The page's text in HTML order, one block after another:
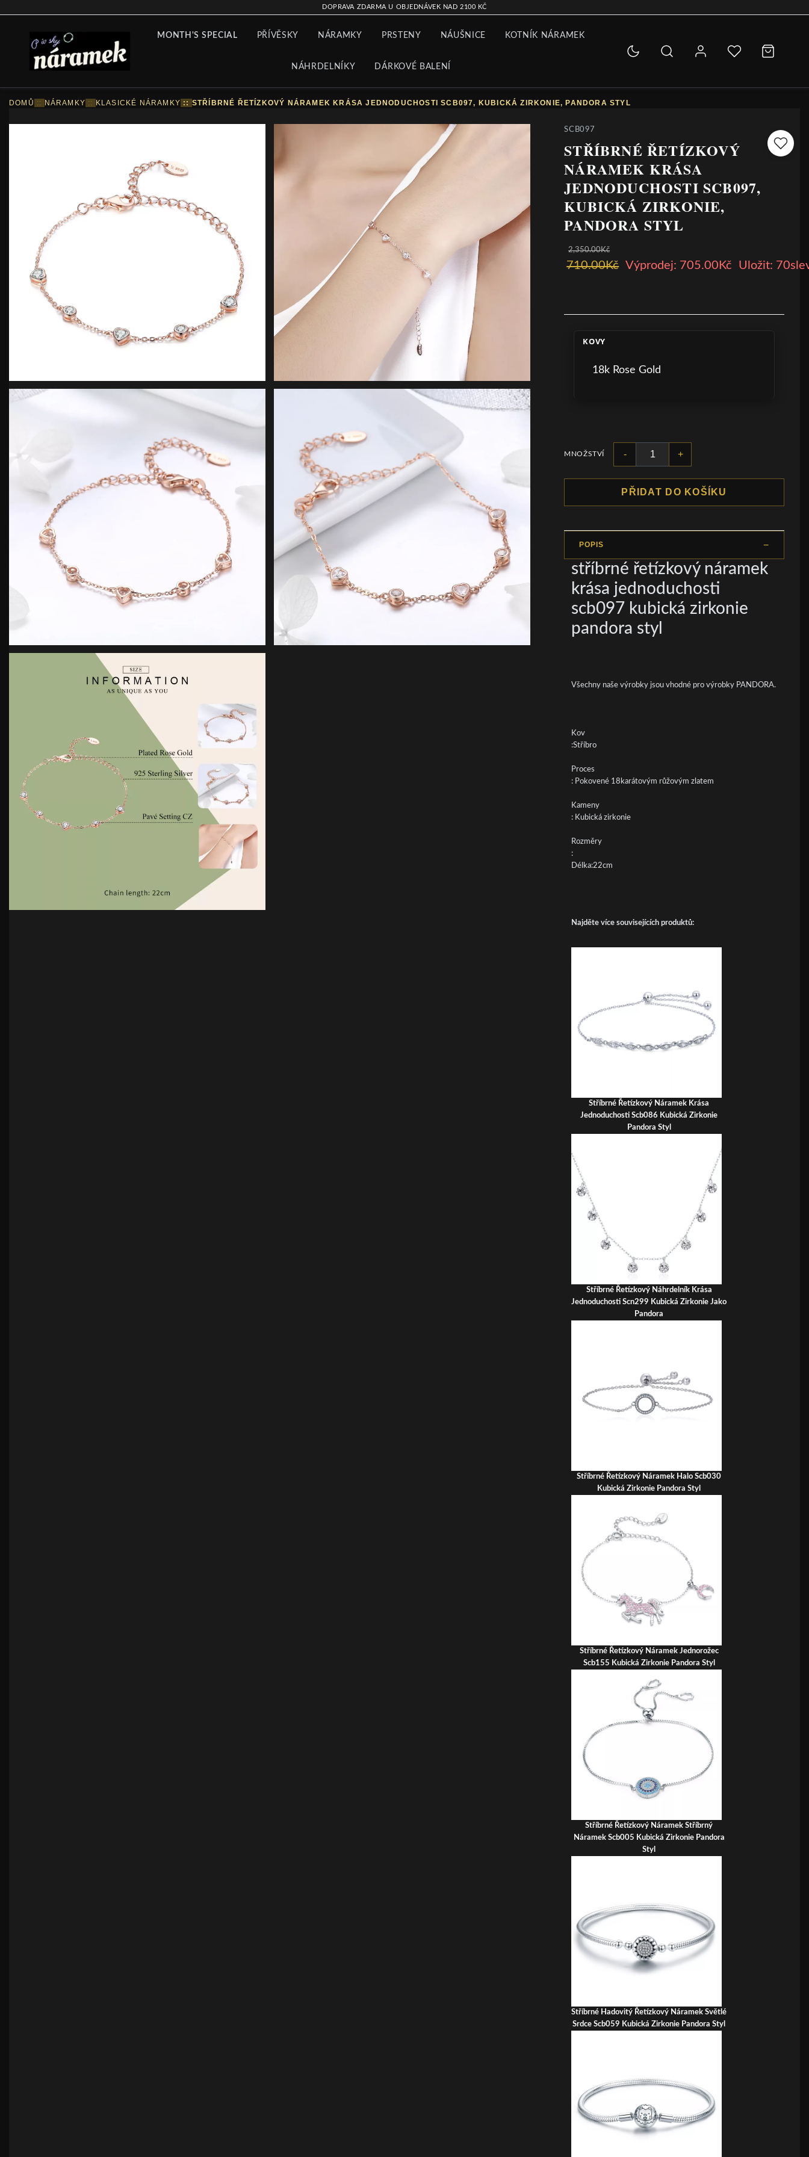
DOPRAVA ZDARMA U OBJEDNÁVEK NAD 2100 KČ
MONTH'S SPECIAL PŘÍVĚSKY NÁRAMKY PRSTENY NÁUŠNICE KOTNÍK NÁRAMEK
NÁHRDELNÍKY DÁRKOVÉ BALENÍ
DOMŮ :: NÁRAMKY :: KLASICKÉ NÁRAMKY :: STŘÍBRNÉ ŘETÍZKOVÝ NÁRAMEK KRÁSA JEDNODUCHOSTI SCB097, KUBICKÁ ZIRKONIE, PANDORA STYL
SCB097
STŘÍBRNÉ ŘETÍZKOVÝ
NÁRAMEK KRÁSA
JEDNODUCHOSTI SCB097,
KUBICKÁ ZIRKONIE,
PANDORA STYL
2,350.00Kč
710.00Kč Výprodej: 705.00Kč Uložit:
KOVY
18k Rose Gold
MNOŽSTVÍ - +
PŘIDAT DO KOŠÍKU
POPIS
stříbrné řetízkový náramek
krása jednoduchosti
scb097 kubická zirkonie
pandora styl
Všechny naše výrobky jsou vhodné pro výrobky PANDORA.
Kov
:Stříbro
Proces
: Pokovené 18karátovým růžovým zlatem
Kameny
: Kubická zirkonie
Rozměry
:
Délka:22cm
Najděte více souvisejících produktů:
Stříbrné Řetízkový Náramek Krása
Jednoduchosti Scb086 Kubická Zirkonie
Pandora Styl
Stříbrné Řetízkový Náhrdelník Krása
Jednoduchosti Scn299 Kubická Zirkonie Jako
Pandora
Stříbrné Řetízkový Náramek Halo Scb030
Kubická Zirkonie Pandora Styl
Stříbrné Řetízkový Náramek Jednorožec
Scb155 Kubická Zirkonie Pandora Styl
Stříbrné Řetízkový Náramek Stříbrný
Náramek Scb005 Kubická Zirkonie Pandora
Styl
Stříbrné Hadovitý Řetízkový Náramek Světlé
Srdce Scb059 Kubická Zirkonie Pandora Styl